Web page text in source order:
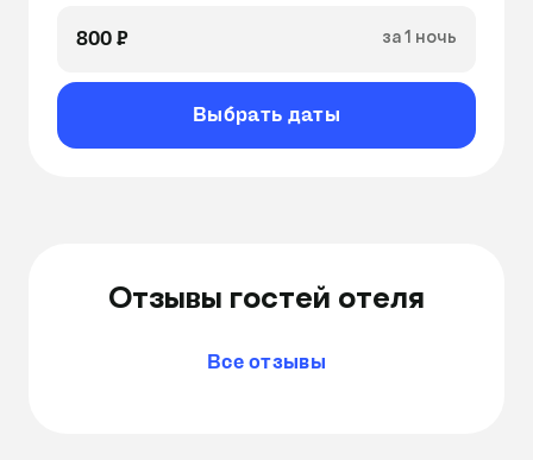
800 ₽ за 1 ночь
Выбрать даты
Отзывы гостей отеля
Все отзывы